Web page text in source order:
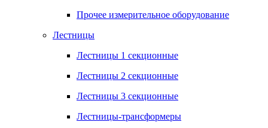
Прочее измерительное оборудование
Лестницы
Лестницы 1 секционные
Лестницы 2 секционные
Лестницы 3 секционные
Лестницы-трансформеры